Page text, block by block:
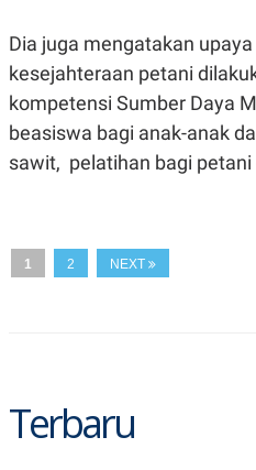
K
M
N
T
R
E
L
E
S
KANAL
Dia juga mengatakan
kesejahteraan petani
kompetensi Sumber Daya
beasiswa bagi anak-anak
sawit, pelatihan bagi
1 2 NEXT
Terbaru